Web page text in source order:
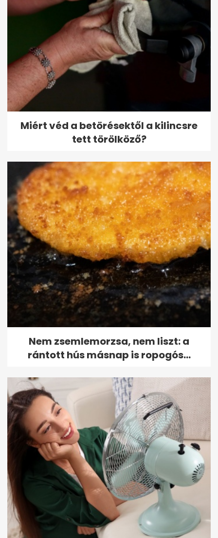
Miért véd a betörésektől a kilincsre
tett törölköző?
Nem zsemlemorzsa, nem liszt: a
rántott hús másnap is ropogós...